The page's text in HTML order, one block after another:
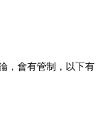
會有管制，以下有